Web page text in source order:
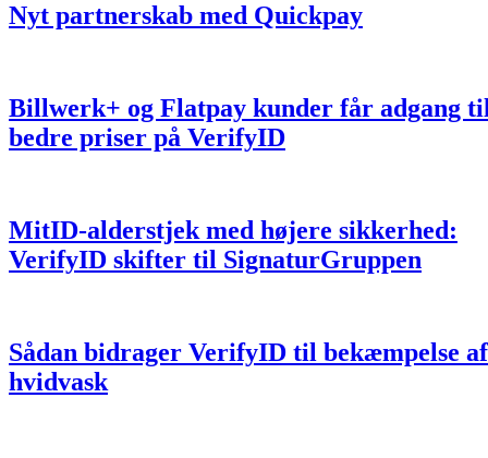
Nyt partnerskab med Quickpay
Billwerk+ og Flatpay kunder får adgang
bedre priser på VerifyID
MitID-alderstjek med højere sikkerhed:
VerifyID skifter til SignaturGruppen
Sådan bidrager VerifyID til bekæmpelse af
hvidvask